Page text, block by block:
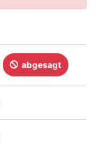
abgesagt